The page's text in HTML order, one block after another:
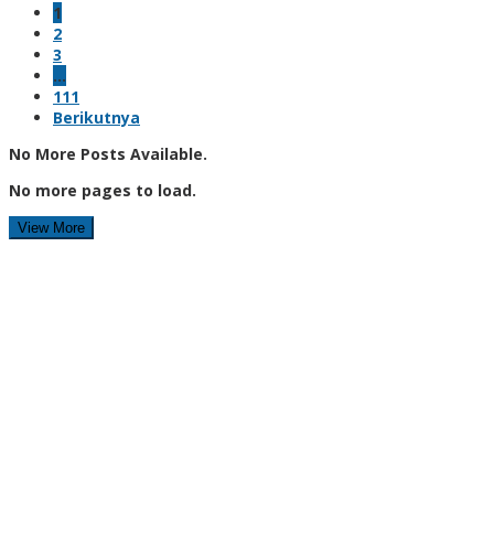
1
2
3
…
111
Berikutnya
No More Posts Available.
No more pages to load.
View More